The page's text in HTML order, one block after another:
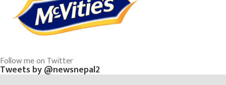
Follow me on Twitter
Tweets by @newsnepal2